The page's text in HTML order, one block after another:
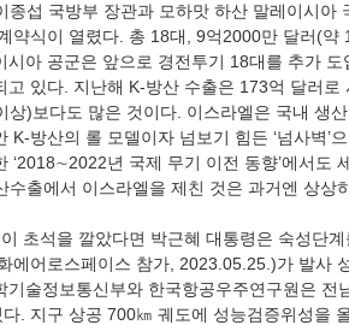
약식이 열렸다. 총 18대, 9억2000만 달러(
시아 공군은 앞으로 경전투기 18대를 추가
고 있다. 지난해 K-방산 수출은 173억 달러
상)보다도 많은 것이다. 이스라엘은 국내 생
K-방산의 롤 모델이자 넘보기 힘든 ‘넘사벽
‘2018∼2022년 국제 무기 이전 동향’에서도
수출에서 이스라엘을 제친 것은 과거엔 상상
에어로스페이스 참가, 2023.05.25.)가 발사
기술정보통신부와 한국항공우주연구원은
. 지구 상공 700㎞ 궤도에 성능검증위성을